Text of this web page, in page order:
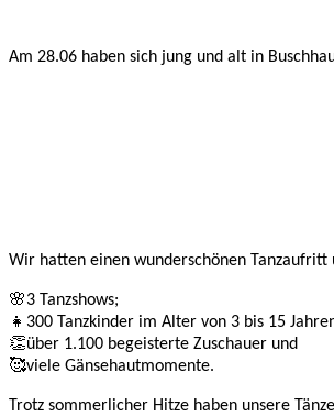
Am 28.06 haben sich jung und alt in
Wir hatten einen wunderschönen Tanzaufritt
🌸3 Tanzshows;
👧300 Tanzkinder im Alter von 3 bis 15
👏über 1.100 begeisterte Zuschauer und
🥰viele Gänsehautmomente.
Trotz sommerlicher Hitze haben unsere